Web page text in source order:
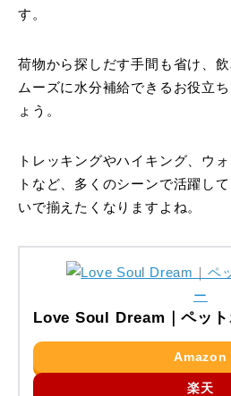
す。
荷物から探しだす手間も省け、
ムーズに水分補給できるお役立
ょう。
トレッキングやハイキング、ウ
トなど、多くのシーンで活躍し
いで揃えたくなりますよね。
Love Soul Dream｜ペッ
Amazon
楽天